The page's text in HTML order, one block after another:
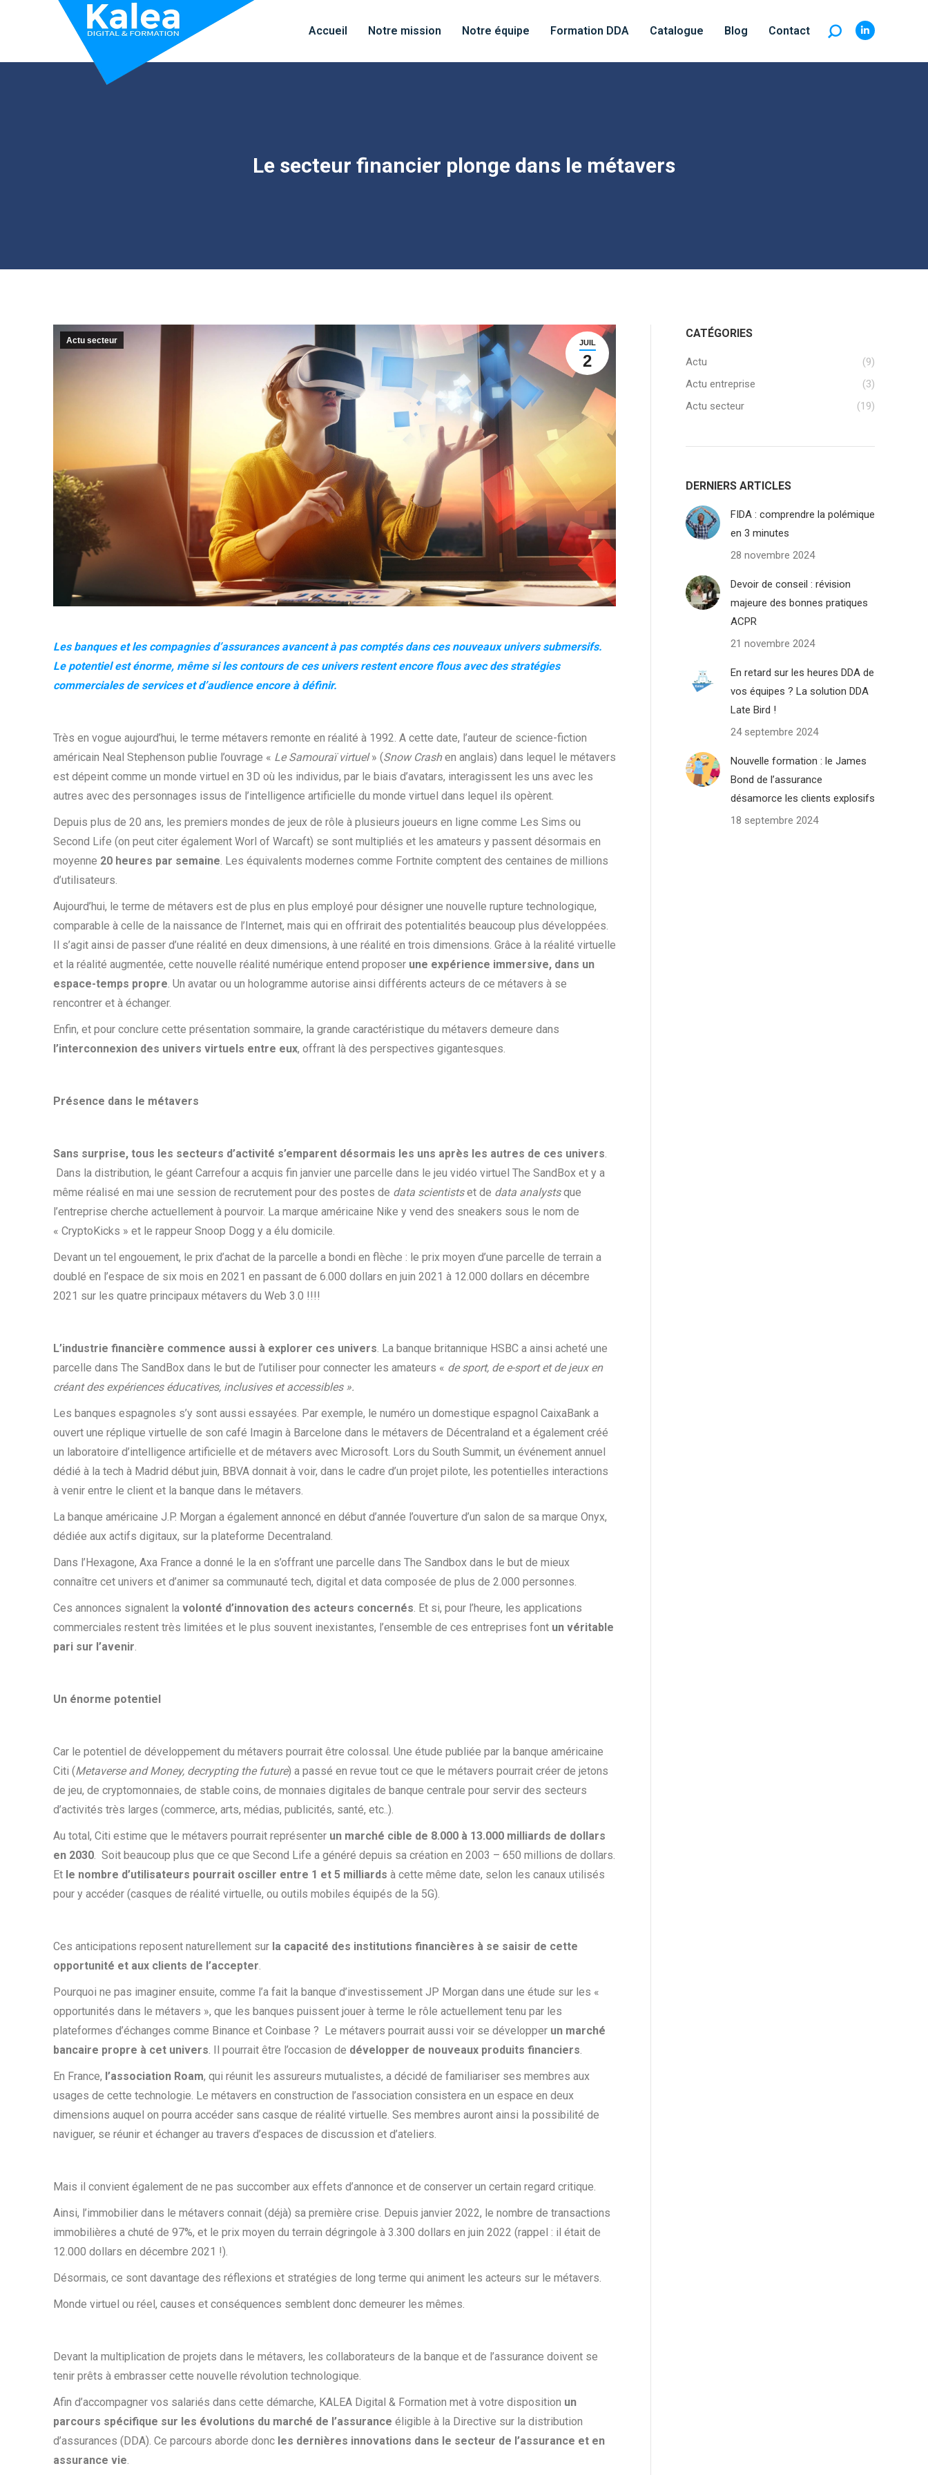
Accueil Notre mission Notre équipe Formation DDA Catalogue Blog Contact
RechercheLinkedIn
Le secteur financier plonge dans le métavers
JUIL
2
Actu secteur
Les banques et les compagnies d’assurances avancent à pas comptés dans ces nouveaux univers submersifs.
Le potentiel est énorme, même si les contours de ces univers restent encore flous avec des stratégies
commerciales de services et d’audience encore à définir.
Très en vogue aujourd’hui, le terme métavers remonte en réalité à 1992. A cette date, l’auteur de science-fiction
américain Neal Stephenson publie l’ouvrage « Le Samouraï virtuel» (Snow Crashen anglais) dans lequel le métavers
est dépeint comme un monde virtuel en 3D où les individus, par le biais d’avatars, interagissent les uns avec les
autres avec des personnages issus de l’intelligence artificielle du monde virtuel dans lequel ils opèrent.
Depuis plus de 20 ans, les premiers mondes de jeux de rôle à plusieurs joueurs en ligne comme Les Sims ou
Second Life (on peut citer également Worl of Warcaft) se sont multipliés et les amateurs y passent désormais en
moyenne 20 heures par semaine . Les équivalents modernes comme Fortnite comptent des centaines de millions
d’utilisateurs.
Aujourd’hui, le terme de métavers est de plus en plus employé pour désigner une nouvelle rupture technologique,
comparable à celle de la naissance de l’Internet, mais qui en offrirait des potentialités beaucoup plus développées.
Il s’agit ainsi de passer d’une réalité en deux dimensions, à une réalité en trois dimensions. Grâce à la réalité virtuelle
et la réalité augmentée, cette nouvelle réalité numérique entend proposer une expérience immersive, dans un
espace-temps propre . Un avatar ou un hologramme autorise ainsi différents acteurs de ce métavers à se
rencontrer et à échanger.
Enfin, et pour conclure cette présentation sommaire, la grande caractéristique du métavers demeure dans
l’interconnexion des univers virtuels entre eux, offrant là des perspectives gigantesques.
Présence dans le métavers
Sans surprise, tous les secteurs d’activité s’emparent désormais les uns après les autres de ces univers
Dans la distribution, le géant Carrefour a acquis fin janvier une parcelle dans le jeu vidéo virtuel The SandBox et y a
même réalisé en mai une session de recrutement pour des postes de data scientistset de data analystsque
l’entreprise cherche actuellement à pourvoir. La marque américaine Nike y vend des sneakers sous le nom de
« CryptoKicks » et le rappeur Snoop Dogg y a élu domicile.
Devant un tel engouement, le prix d’achat de la parcelle a bondi en flèche : le prix moyen d’une parcelle de terrain a
doublé en l’espace de six mois en 2021 en passant de 6.000 dollars en juin 2021 à 12.000 dollars en décembre
2021 sur les quatre principaux métavers du Web 3.0 !!!!
L’industrie financière commence aussi à explorer ces univers . La banque britannique HSBC a ainsi acheté une
parcelle dans The SandBox dans le but de l’utiliser pour connecter les amateurs « de sport, de e-sport et de jeux en
créant des expériences éducatives, inclusives et accessibles ».
Les banques espagnoles s’y sont aussi essayées. Par exemple, le numéro un domestique espagnol CaixaBank a
ouvert une réplique virtuelle de son café Imagin à Barcelone dans le métavers de Décentraland et a également créé
un laboratoire d’intelligence artificielle et de métavers avec Microsoft. Lors du South Summit, un événement annuel
dédié à la tech à Madrid début juin, BBVA donnait à voir, dans le cadre d’un projet pilote, les potentielles interactions
à venir entre le client et la banque dans le métavers.
La banque américaine J.P. Morgan a également annoncé en début d’année l’ouverture d’un salon de sa marque Onyx,
dédiée aux actifs digitaux, sur la plateforme Decentraland.
Dans l’Hexagone, Axa France a donné le la en s’offrant une parcelle dans The Sandbox dans le but de mieux
connaître cet univers et d’animer sa communauté tech, digital et data composée de plus de 2.000 personnes.
Ces annonces signalent la volonté d’innovation des acteurs concernés . Et si, pour l’heure, les applications
commerciales restent très limitées et le plus souvent inexistantes, l’ensemble de ces entreprises font un véritable
pari sur l’avenir
Un énorme potentiel
Car le potentiel de développement du métavers pourrait être colossal. Une étude publiée par la banque américaine
Citi (Metaverse and Money, decrypting the future) a passé en revue tout ce que le métavers pourrait créer de jetons
de jeu, de cryptomonnaies, de stable coins, de monnaies digitales de banque centrale pour servir des secteurs
d’activités très larges (commerce, arts, médias, publicités, santé, etc..).
Au total, Citi estime que le métavers pourrait représenter un marché cible de 8.000 à 13.000 milliards de dollars
en 2030 . Soit beaucoup plus que ce que Second Life a généré depuis sa création en 2003 – 650 millions de dollars.
Et le nombre d’utilisateurs pourrait osciller entre 1 et 5 milliards à cette même date, selon les canaux utilisés
pour y accéder (casques de réalité virtuelle, ou outils mobiles équipés de la 5G).
Ces anticipations reposent naturellement sur la capacité des institutions financières à se saisir de cette
opportunité et aux clients de l’accepter
Pourquoi ne pas imaginer ensuite, comme l’a fait la banque d’investissement JP Morgan dans une étude sur les «
opportunités dans le métavers », que les banques puissent jouer à terme le rôle actuellement tenu par les
plateformes d’échanges comme Binance et Coinbase ? Le métavers pourrait aussi voir se développer un marché
bancaire propre à cet univers . Il pourrait être l’occasion de développer de nouveaux produits financiers
En France, l’association Roam, qui réunit les assureurs mutualistes, a décidé de familiariser ses membres aux
usages de cette technologie. Le métavers en construction de l’association consistera en un espace en deux
dimensions auquel on pourra accéder sans casque de réalité virtuelle. Ses membres auront ainsi la possibilité de
naviguer, se réunir et échanger au travers d’espaces de discussion et d’ateliers.
Mais il convient également de ne pas succomber aux effets d’annonce et de conserver un certain regard critique.
Ainsi, l’immobilier dans le métavers connait (déjà) sa première crise. Depuis janvier 2022, le nombre de transactions
immobilières a chuté de 97%, et le prix moyen du terrain dégringole à 3.300 dollars en juin 2022 (rappel : il était de
12.000 dollars en décembre 2021 !).
Désormais, ce sont davantage des réflexions et stratégies de long terme qui animent les acteurs sur le métavers.
Monde virtuel ou réel, causes et conséquences semblent donc demeurer les mêmes.
Devant la multiplication de projets dans le métavers, les collaborateurs de la banque et de l’assurance doivent se
tenir prêts à embrasser cette nouvelle révolution technologique.
Afin d’accompagner vos salariés dans cette démarche, KALEA Digital & Formation met à votre disposition un
parcours spécifique sur les évolutions du marché de l’assurance éligible à la Directive sur la distribution
d’assurances (DDA). Ce parcours aborde donc les dernières innovations dans le secteur de l’assurance et en
assurance vie
CATÉGORIES
Actu
(9)
Actu entreprise
(3)
Actu secteur
(19)
DERNIERS ARTICLES
FIDA : comprendre la polémique
en 3 minutes
28 novembre 2024
Devoir de conseil : révision
majeure des bonnes pratiques
ACPR
21 novembre 2024
En retard sur les heures DDA de
vos équipes ? La solution DDA
Late Bird !
24 septembre 2024
Nouvelle formation : le James
Bond de l’assurance
désamorce les clients explosifs
18 septembre 2024